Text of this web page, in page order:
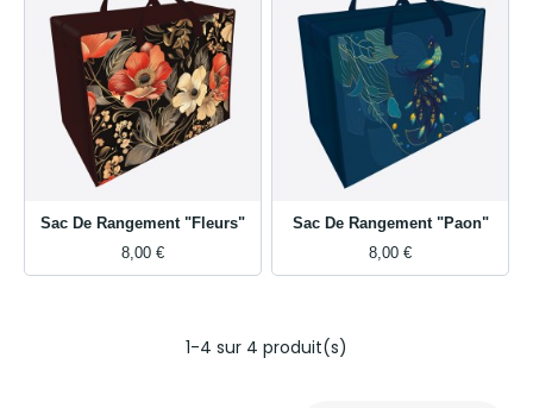
Sac De Rangement "Fleurs"
8,00 €
Sac De Rangement "Paon"
8,00 €
1-4 sur 4 produit(s)